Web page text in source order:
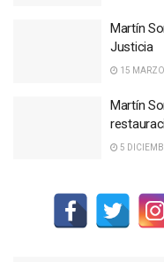
Martín
Justicia
15
Martín
5